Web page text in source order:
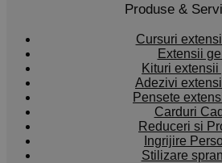
Produse &
Cursuri
Extensii
Kituri extensii
Adezivi
Pensete
Carduri
Reduceri si
Ingrijire
Stilizare